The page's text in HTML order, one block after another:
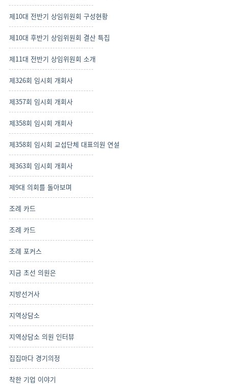
제10대 전반기 상임위원회 구성현황
제10대 후반기 상임위원회 결산 특집
제11대 전반기 상임위원회 소개
제326회 임시회 개회사
제357회 임시회 개회사
제358회 임시회 개회사
제358회 임시회 교섭단체 대표의원 연설
제363회 임시회 개회사
제9대 의회를 돌아보며
조례 카드
조례 카드
조례 포커스
지금 초선 의원은
지방선거사
지역상담소
지역상담소 의원 인터뷰
집집마다 경기의정
착한 기업 이야기